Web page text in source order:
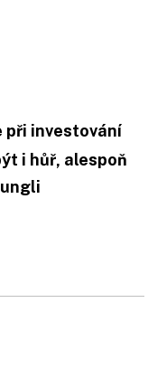
při investování
i hůř, alespoň